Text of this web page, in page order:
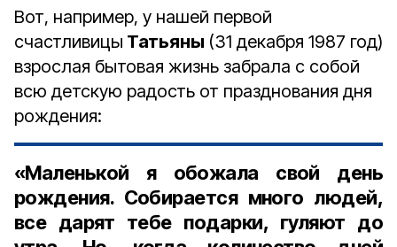
Вот, например, у нашей первой
счастливицы Татьяны (31 декабря 1987 год)
взрослая бытовая жизнь забрала с собой
всю детскую радость от празднования дня
рождения:
«Маленькой я обожала свой день
рождения. Собирается много людей,
все дарят тебе подарки, гуляют до